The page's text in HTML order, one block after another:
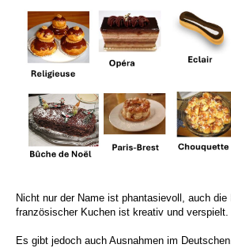
Nicht nur der Name ist phantasievoll, auch die
französischer Kuchen ist kreativ und verspielt.
Es gibt jedoch auch Ausnahmen im